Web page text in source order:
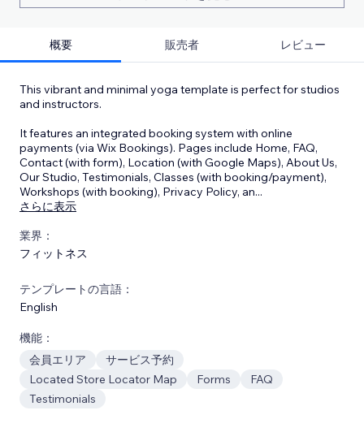
概要 販売者 レビュー
This vibrant and minimal yoga template is perfect for studios
and instructors.
It features an integrated booking system with online
payments (via Wix Bookings). Pages include Home, FAQ,
Contact (with form), Location (with Google Maps), About Us,
Our Studio, Testimonials, Classes (with booking/payment),
Workshops (with booking), Privacy Policy, an...
さらに表示
業界：
フィットネス
テンプレートの言語：
English
機能：
会員エリア
サービス予約
Located Store Locator Map
Forms
FAQ
Testimonials